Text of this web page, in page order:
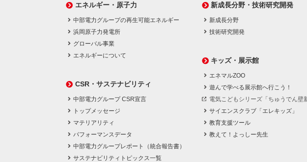
エネルギー・原子力
中部電力グループの再生可能エネルギー
浜岡原子力発電所
グローバル事業
エネルギーについて
CSR・サステナビリティ
中部電力グループ CSR宣言
トップメッセージ
マテリアリティ
パフォーマンスデータ
中部電力グループレポート（統合報告書）
サステナビリティトピックス一覧
新成長分野・技術研究開発
新成長分野
技術研究開発
キッズ・展示館
エネマルZOO
遊んで学べる展示館へ行こう！
電気こどもシリーズ「ちゅうでん壁
サイエンスクラブ「エレキッズ」
教育支援ツール
教えて！よっしー先生